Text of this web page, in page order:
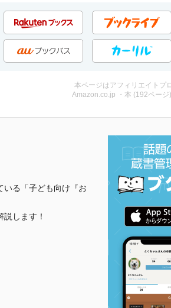
本ページはアフィリエイトプ
Amazon.co.jp ・本 (192ペー
いる「子ども向け『お
します！